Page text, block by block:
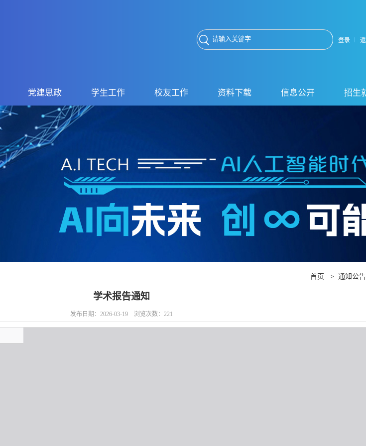
登录
党建思政 学生工作 校友工作 资料下载 信息公开 招生
首页 > 通知公告
学术报告通知
发布日期：2026-03-19 浏览次数： 221